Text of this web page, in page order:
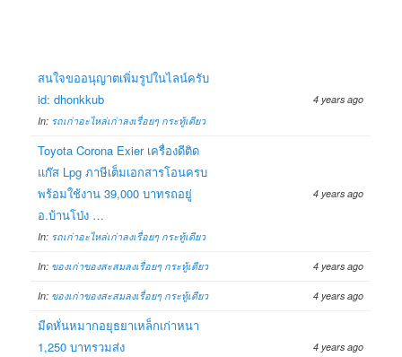
สนใจขออนุญาตเพิ่มรูปในไลน์ครับ
id: dhonkkub
In: รถเก่าอะไหล่เก่าลงเรื่อยๆ กระทู้เดียว
4 years ago
Toyota Corona Exier เครื่องดีติด
แก๊ส Lpg ภาษีเต็มเอกสารโอนครบ
พร้อมใช้งาน 39,000 บาทรถอยู่
อ.บ้านโป่ง …
In: รถเก่าอะไหล่เก่าลงเรื่อยๆ กระทู้เดียว
4 years ago
In: ของเก่าของสะสมลงเรื่อยๆ กระทู้เดียว 4 years ago
In: ของเก่าของสะสมลงเรื่อยๆ กระทู้เดียว 4 years ago
มีดหั่นหมากอยุธยาเหล็กเก่าหนา
1,250 บาทรวมส่ง
4 years ago